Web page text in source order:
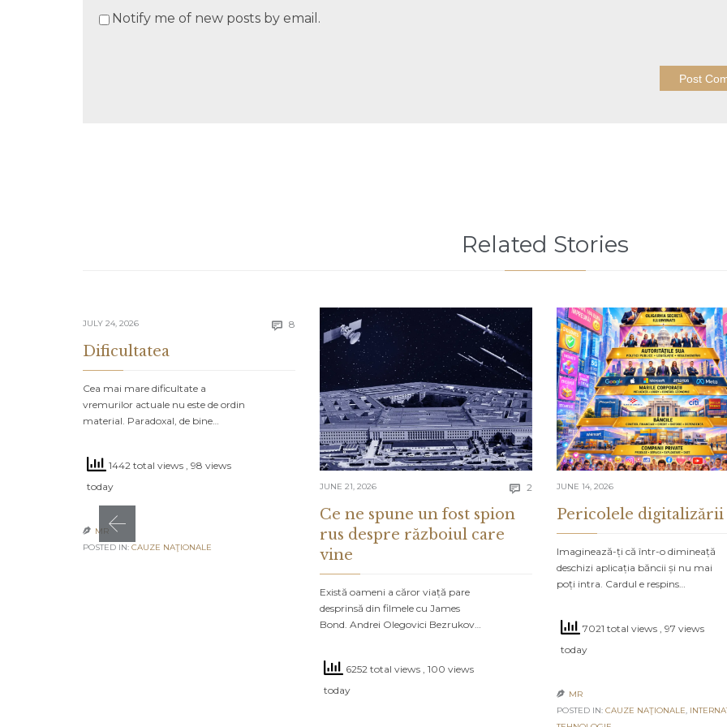
Notify me of new posts by email.
Related Stories
JULY 24, 2026  8 Comments
Dificultatea
Cea mai mare dificultate a
vremurilor actuale nu este de ordin
material. Paradoxal, de bine…
1442 total views , 98 views
today
 MR
POSTED IN: CAUZE NAŢIONALE
JUNE 21, 2026  2 Comments
Ce ne spune un fost spion
rus despre războiul care
vine
Există oameni a căror viață pare
desprinsă din filmele cu James
Bond. Andrei Olegovici Bezrukov…
6252 total views , 100 views
today
JUNE 14, 2026
Pericolele digitalizării
Imaginează-ți că într-o dimineață
deschizi aplicația băncii și nu mai
poți intra. Cardul e respins…
7021 total views , 97 views
today
 MR
POSTED IN: CAUZE NAŢIONALE,